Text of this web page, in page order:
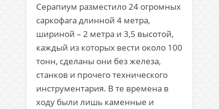
Серапиум разместило 24 огромных
саркофага длинной 4 метра,
шириной – 2 метра и 3,5 высотой,
каждый из которых вести около 100
тонн, сделаны они без железа,
станков и прочего технического
инструментария. В те времена в
ходу были лишь каменные и